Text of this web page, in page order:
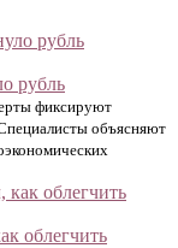
рубль
фиксируют
объясняют
облегчить